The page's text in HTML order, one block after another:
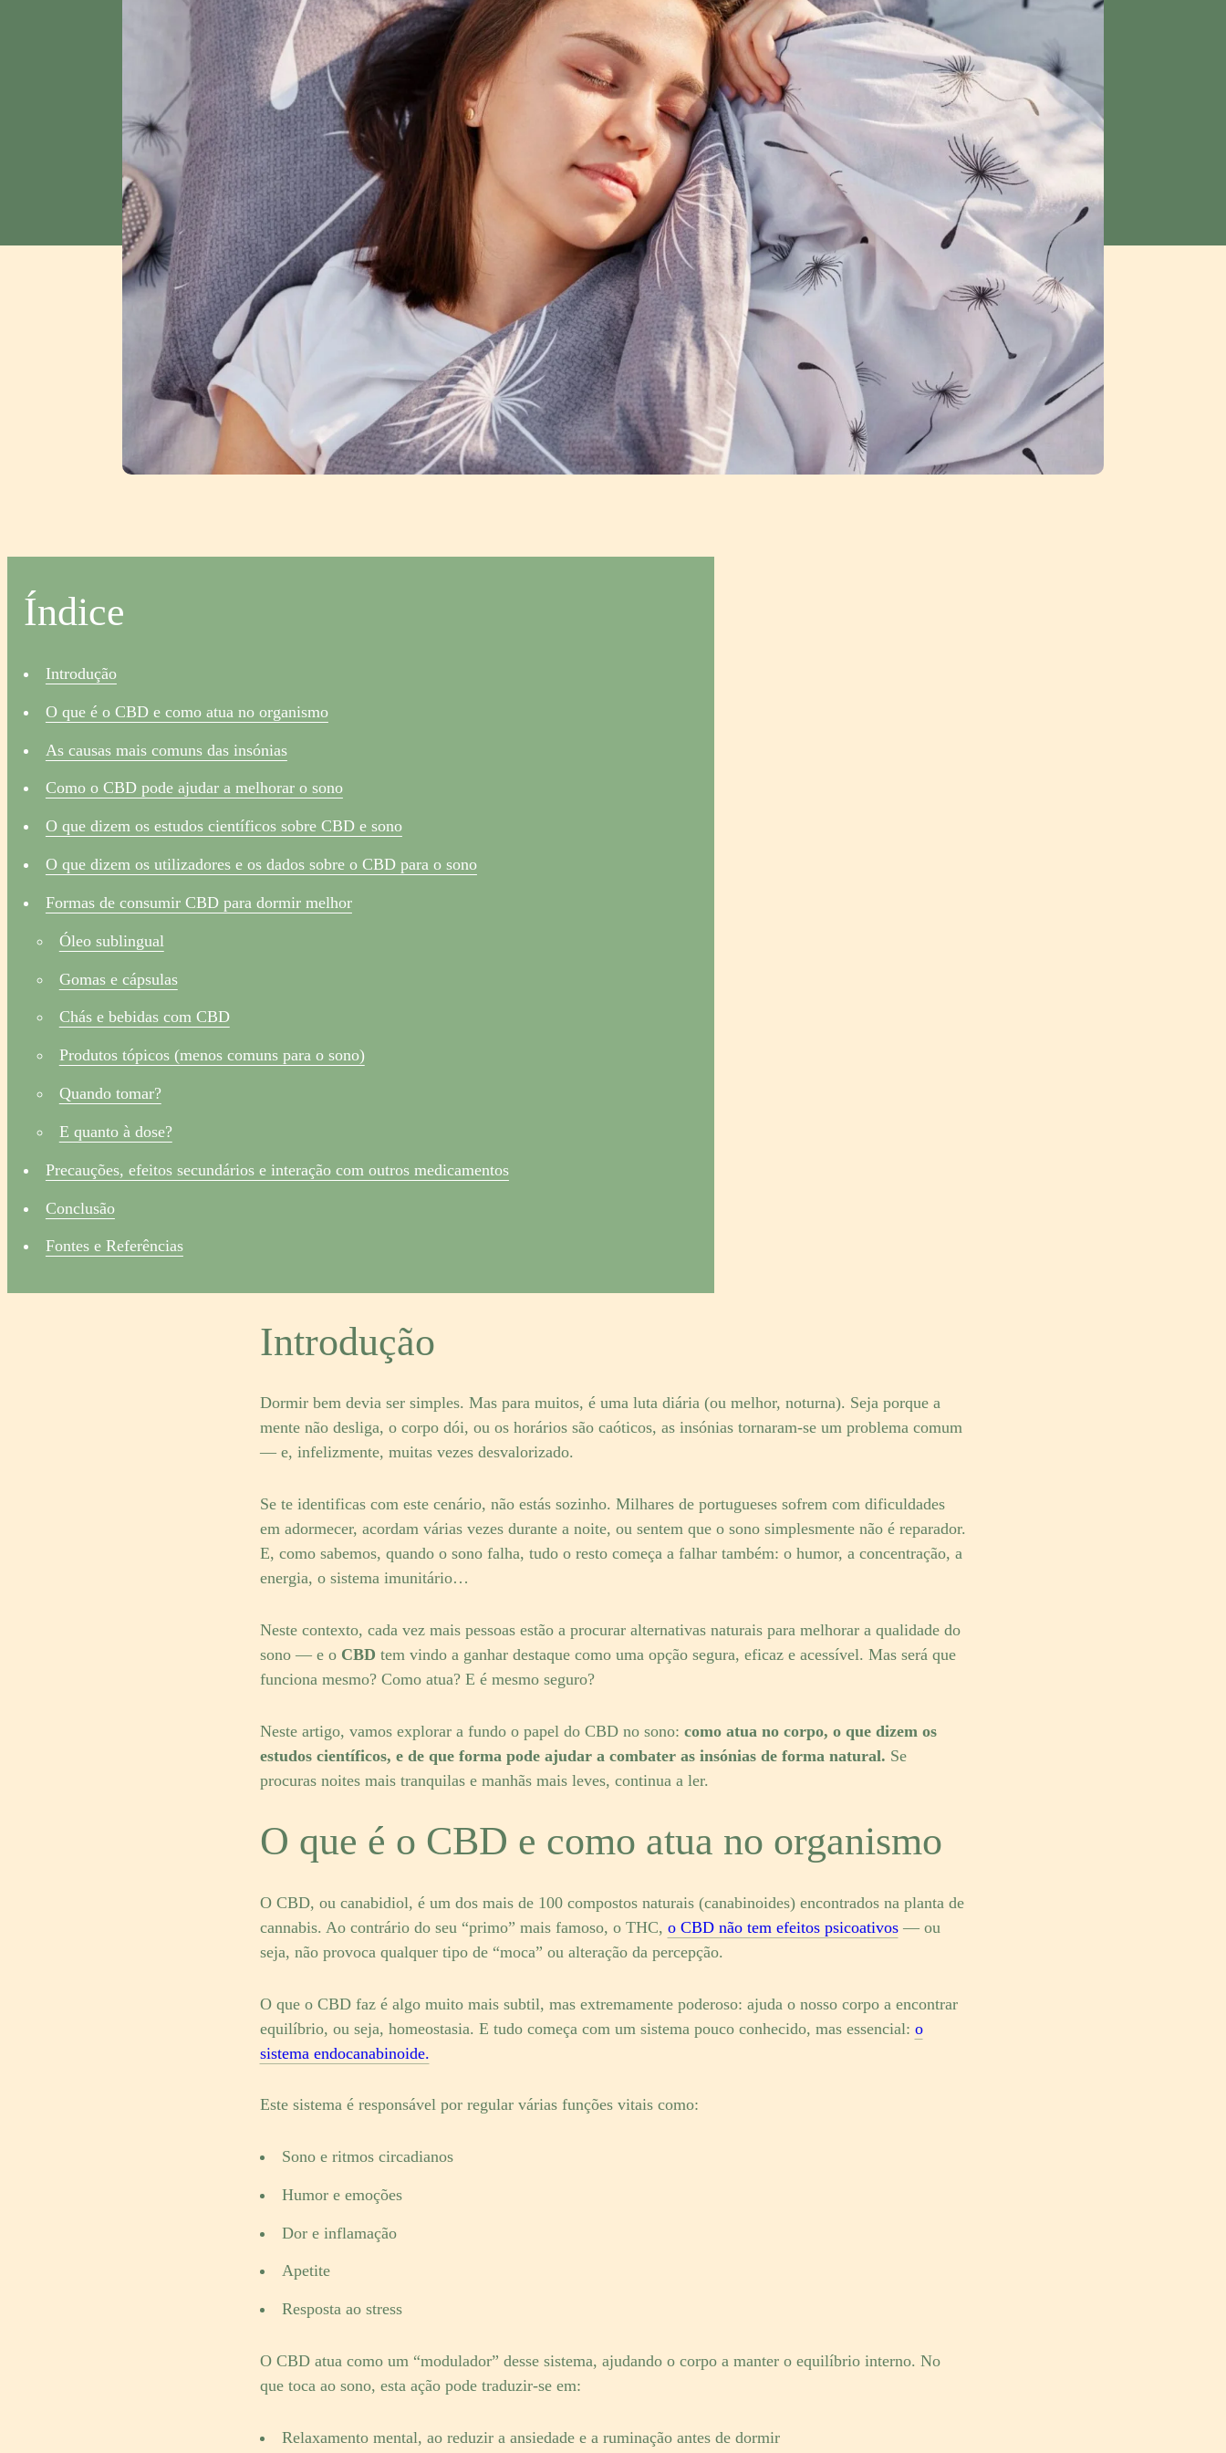
Índice
Introdução
O que é o CBD e como atua no organismo
As causas mais comuns das insónias
Como o CBD pode ajudar a melhorar o sono
O que dizem os estudos científicos sobre CBD e sono
O que dizem os utilizadores e os dados sobre o CBD para o sono
Formas de consumir CBD para dormir melhor
Óleo sublingual
Gomas e cápsulas
Chás e bebidas com CBD
Produtos tópicos (menos comuns para o sono)
Quando tomar?
E quanto à dose?
Precauções, efeitos secundários e interação com outros medicamentos
Conclusão
Fontes e Referências
Introdução
Dormir bem devia ser simples. Mas para muitos, é uma luta diária (ou melhor, noturna). Seja porque a
mente não desliga, o corpo dói, ou os horários são caóticos, as insónias tornaram-se um problema comum
— e, infelizmente, muitas vezes desvalorizado.
Se te identificas com este cenário, não estás sozinho. Milhares de portugueses sofrem com dificuldades
em adormecer, acordam várias vezes durante a noite, ou sentem que o sono simplesmente não é reparador.
E, como sabemos, quando o sono falha, tudo o resto começa a falhar também: o humor, a concentração, a
energia, o sistema imunitário…
Neste contexto, cada vez mais pessoas estão a procurar alternativas naturais para melhorar a qualidade do
sono — e o CBD tem vindo a ganhar destaque como uma opção segura, eficaz e acessível. Mas será que
funciona mesmo? Como atua? E é mesmo seguro?
Neste artigo, vamos explorar a fundo o papel do CBD no sono: como atua no corpo, o que dizem os
estudos científicos, e de que forma pode ajudar a combater as insónias de forma natural. Se
procuras noites mais tranquilas e manhãs mais leves, continua a ler.
O que é o CBD e como atua no organismo
O CBD, ou canabidiol, é um dos mais de 100 compostos naturais (canabinoides) encontrados na planta de
cannabis. Ao contrário do seu “primo” mais famoso, o THC, o CBD não tem efeitos psicoativos— ou
seja, não provoca qualquer tipo de “moca” ou alteração da percepção.
O que o CBD faz é algo muito mais subtil, mas extremamente poderoso: ajuda o nosso corpo a encontrar
equilíbrio, ou seja, homeostasia. E tudo começa com um sistema pouco conhecido, mas essencial: o
sistema endocanabinoide.
Este sistema é responsável por regular várias funções vitais como:
Sono e ritmos circadianos
Humor e emoções
Dor e inflamação
Apetite
Resposta ao stress
O CBD atua como um “modulador” desse sistema, ajudando o corpo a manter o equilíbrio interno. No
que toca ao sono, esta ação pode traduzir-se em:
Relaxamento mental, ao reduzir a ansiedade e a ruminação antes de dormir